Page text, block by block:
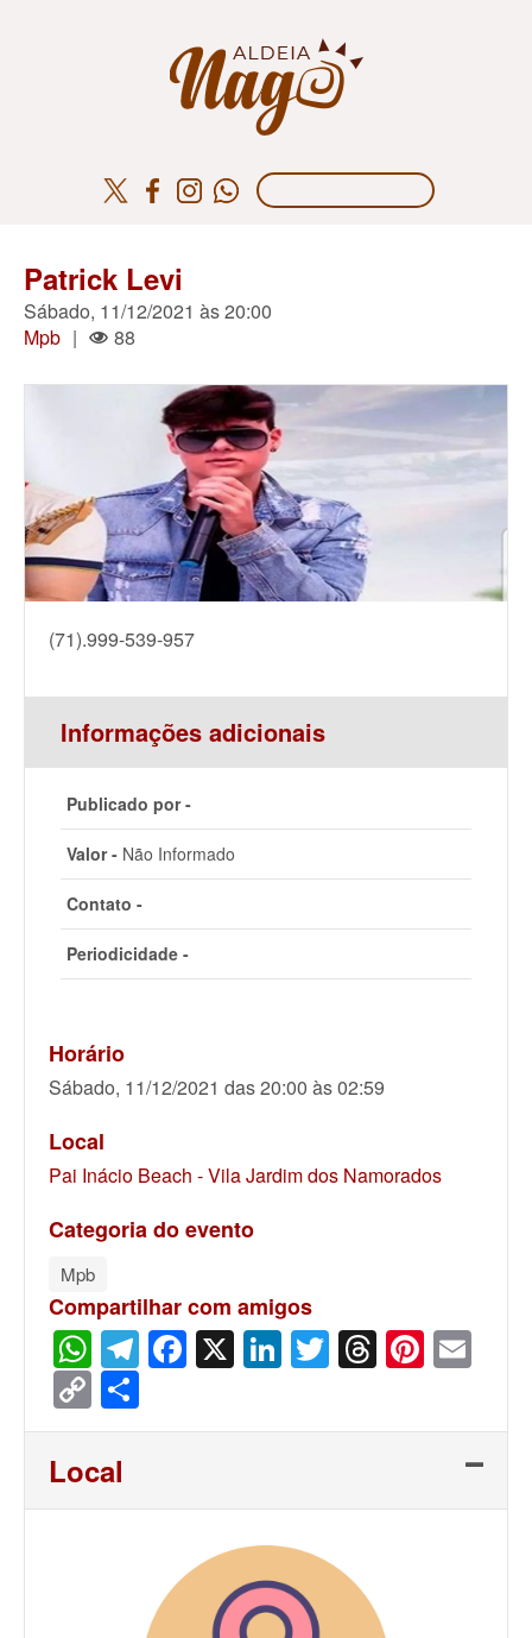
Patrick Levi
Sábado, 11/12/2021 às 20:00
Mpb | 88
(71).999-539-957
Informações adicionais
Publicado por -
Valor - Não Informado
Contato -
Periodicidade -
Horário
Sábado, 11/12/2021 das 20:00 às 02:59
Local
Pai Inácio Beach - Vila Jardim dos Namorados
Categoria do evento
Mpb
Compartilhar com amigos
WhatsApp
Telegram
Facebook
X LinkedIn
Twitter
Threads
Copy
Link
Local